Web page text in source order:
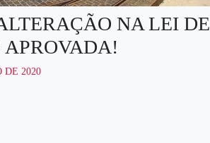
NA LEI DE
APROVADA!
DE 2020